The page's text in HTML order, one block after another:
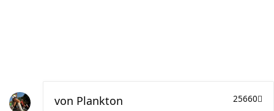
25660
von Plankton